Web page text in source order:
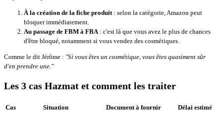
À la création de la fiche produit : selon la catégorie, Amazon peut
bloquer immédiatement.
Au passage de FBM à FBA : c'est là que vous avez le plus de chances
d'être bloqué, notamment si vous vendez des cosmétiques.
Comme le dit Jérôme : "Si vous êtes un cosmétique, vous êtes quasiment sûr
d'en prendre une."
Les 3 cas Hazmat et comment les traiter
Cas Situation Document à fournir Délai estimé